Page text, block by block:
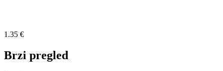
1.35 €
Brzi pregled